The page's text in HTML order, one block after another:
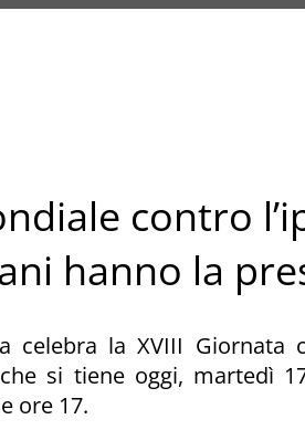
contro
hanno la
celebra la XVIII Giornata
si tiene oggi, martedì
ore 17.